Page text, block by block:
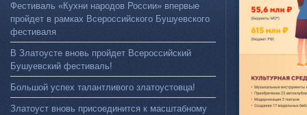
Фестиваль «Кухни народов России» впервые
пройдет в рамках Всероссийского Бушуевского
фестиваля
В Златоусте вновь пройдет Всероссийский
Бушуевский фестиваль!
Большой успех талантливого златоустовца!
Златоуст вновь присоединится к масштабному